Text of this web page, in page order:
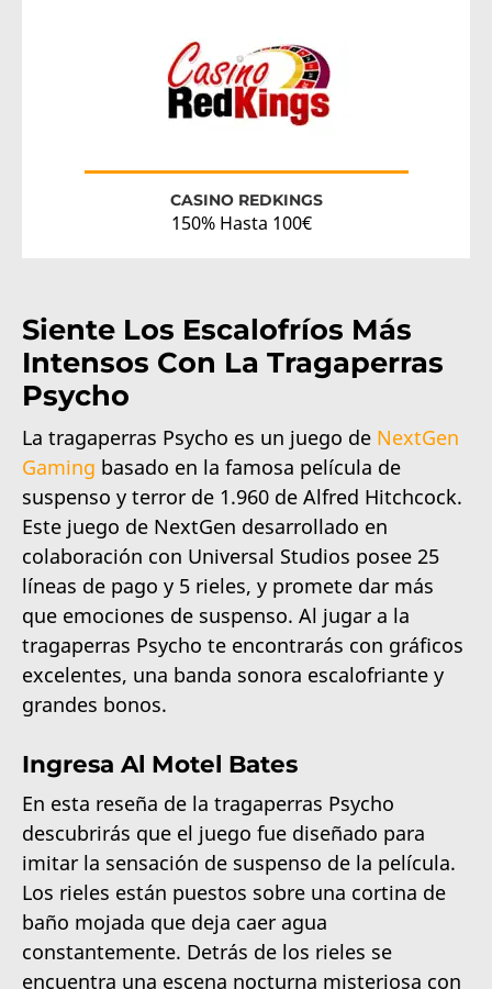
CASINO REDKINGS
150% Hasta 100€
Siente Los Escalofríos Más
Intensos Con La Tragaperras
Psycho
La tragaperras Psycho es un juego de NextGen
Gaming basado en la famosa película de
suspenso y terror de 1.960 de Alfred Hitchcock.
Este juego de NextGen desarrollado en
colaboración con Universal Studios posee 25
líneas de pago y 5 rieles, y promete dar más
que emociones de suspenso. Al jugar a la
tragaperras Psycho te encontrarás con gráficos
excelentes, una banda sonora escalofriante y
grandes bonos.
Ingresa Al Motel Bates
En esta reseña de la tragaperras Psycho
descubrirás que el juego fue diseñado para
imitar la sensación de suspenso de la película.
Los rieles están puestos sobre una cortina de
baño mojada que deja caer agua
constantemente. Detrás de los rieles se
encuentra una escena nocturna misteriosa con